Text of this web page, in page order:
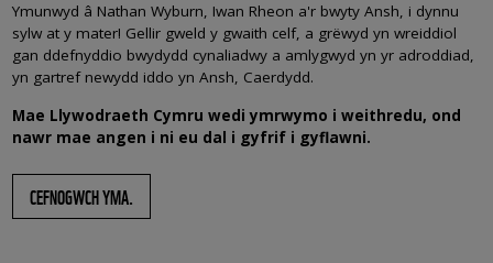
Ymunwyd â Nathan Wyburn, Iwan Rheon a'r bwyty Ansh, i dynnu
sylw at y mater! Gellir gweld y gwaith celf, a grëwyd yn wreiddiol
gan ddefnyddio bwydydd cynaliadwy a amlygwyd yn yr adroddiad,
yn gartref newydd iddo yn Ansh, Caerdydd.
Mae Llywodraeth Cymru wedi ymrwymo i weithredu, ond
nawr mae angen i ni eu dal i gyfrif i gyflawni.
CEFNOGWCH YMA.